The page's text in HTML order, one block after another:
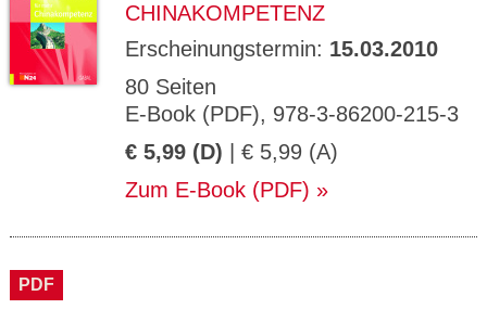
CHINAKOMPETENZ
Erscheinungstermin: 15.03.2010
80 Seiten
E-Book (PDF), 978-3-86200-215-3
€ 5,99 (D) | € 5,99 (A)
Zum E-Book (PDF)
PDF